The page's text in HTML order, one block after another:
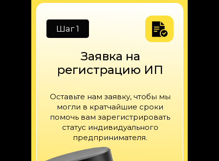
Оставьте нам заявку, чтобы мы
могли в кратчайшие сроки
помочь вам зарегистрировать
статус индивидуального
предпринимателя.
Шаг 1
Заявка на
регистрацию ИП